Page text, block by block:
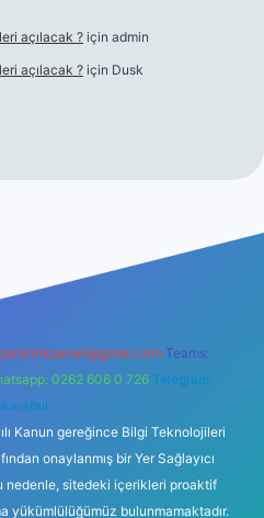
açılacak ? için admin
açılacak ? için Dusk
backlinkpaneli@gmail.com Teams:
0262 606 0 726 Telegram:
Kanun gereğince Bilgi Teknolojileri
onaylanmış bir Yer Sağlayıcı
nedenle, sitedeki içerikleri proaktif
yükümlülüğümüz bulunmamaktadır.